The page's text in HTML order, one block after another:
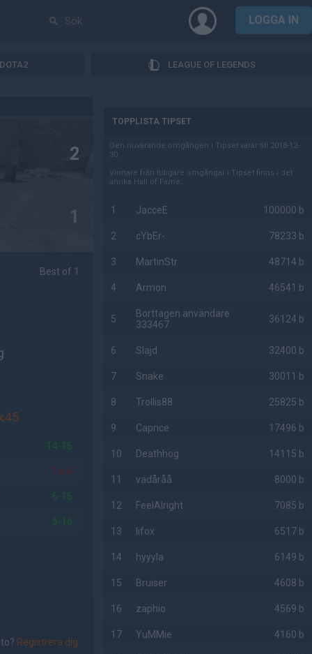
LOGGA IN
DOTA2 LEAGUE OF LEGENDS
2
1
Best of 1
14-16
16-4
6-16
5-16
Registrera dig
TOPPLISTA TIPSET
Den nuvarande omgången i Tipset varar till 2018-12-
30.
Vinnare från tidigare omgångar i Tipset finns i det
anrika Hall of Fame.
1 JacceE 100000 b
2 cYbEr- 78233 b
3 MartinStr 48714 b
4 Armon 46541 b
5
Borttagen användare
333467
36124 b
6 Slajd 32400 b
7 Snake 30011 b
8 Trollis88 25825 b
9 Caprice 17496 b
10 Deathhog 14115 b
11 vadåråå 8000 b
12 FeelAlright 7085 b
13 lifox 6517 b
14 hyyyla 6149 b
15 Bruiser 4608 b
16 zaphio 4569 b
17 YuMMie 4160 b